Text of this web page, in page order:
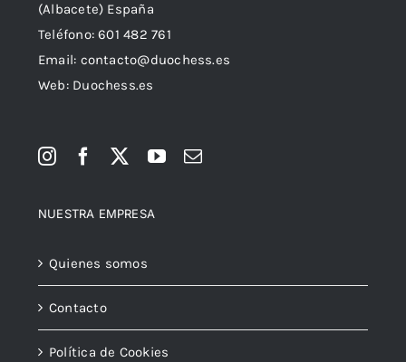
(Albacete) España
Teléfono:601 482 761
Email: contacto@duochess.es
Web: Duochess.es
NUESTRA EMPRESA
Quienes somos
Contacto
Política de Cookies